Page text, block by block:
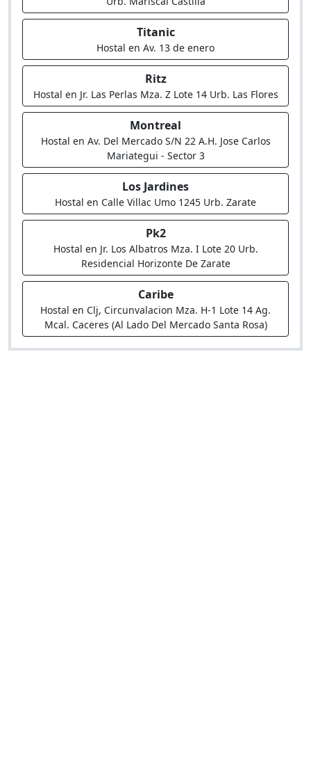
Titanic
Hostal en Av. 13 de enero
Ritz
Hostal en Jr. Las Perlas Mza. Z Lote 14 Urb. Las Flores
Montreal
Hostal en Av. Del Mercado S/N 22 A.H. Jose Carlos
Mariategui - Sector 3
Los Jardines
Hostal en Calle Villac Umo 1245 Urb. Zarate
Pk2
Hostal en Jr. Los Albatros Mza. I Lote 20 Urb.
Residencial Horizonte De Zarate
Caribe
Hostal en Clj, Circunvalacion Mza. H-1 Lote 14 Ag.
Mcal. Caceres (Al Lado Del Mercado Santa Rosa)